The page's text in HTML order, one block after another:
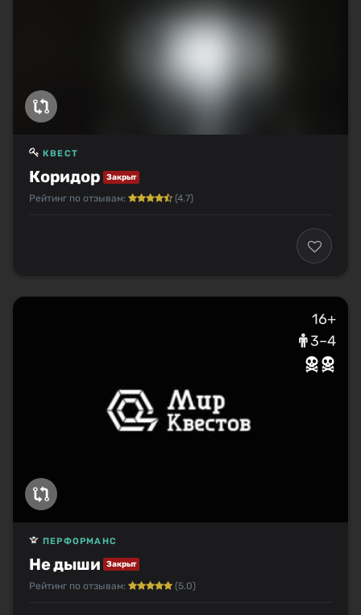
Коридор Закрыт
КВЕСТ
Рейтинг по отзывам: (4.7)
16+
3–4
Не дыши Закрыт
ПЕРФОРМАНС
Рейтинг по отзывам: (5.0)